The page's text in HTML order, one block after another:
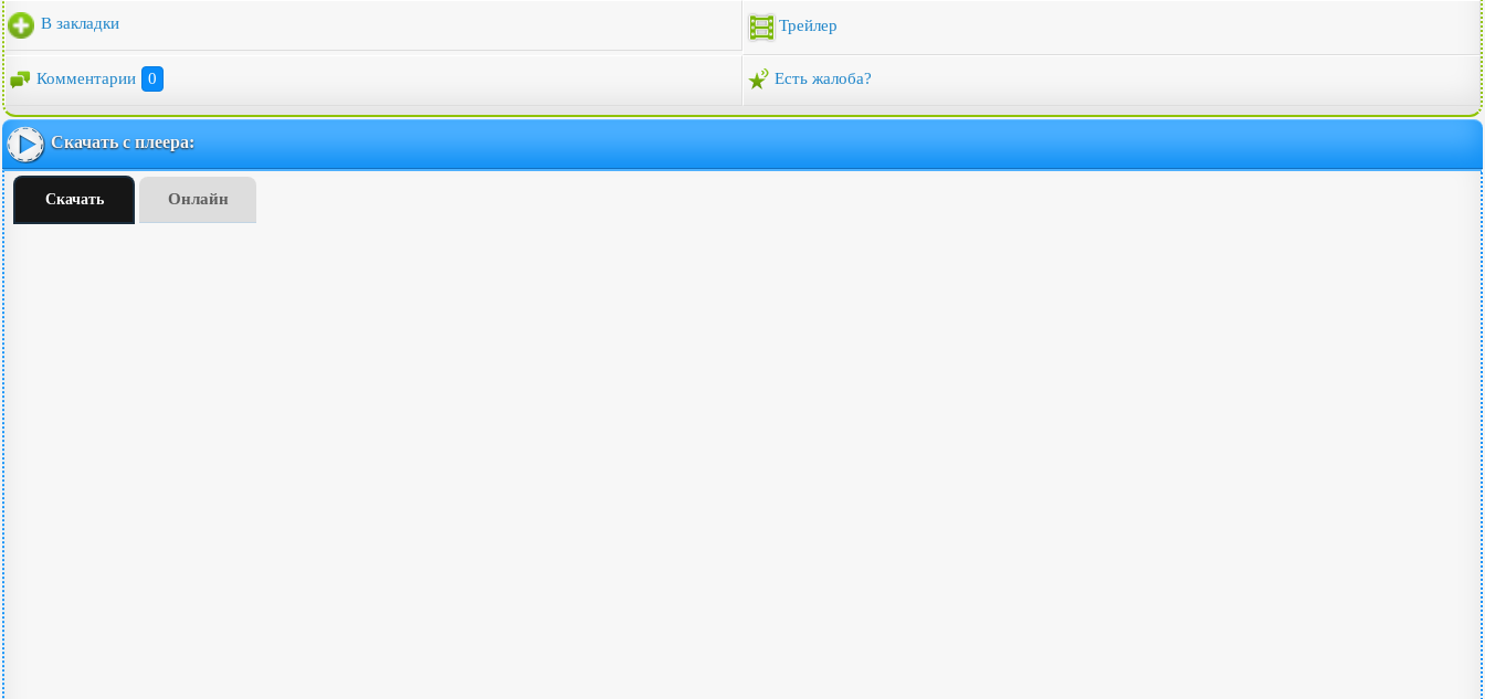
В закладки Трейлер
Комментарии 0 Есть жалоба?
Скачать с плеера:
Скачать Онлайн